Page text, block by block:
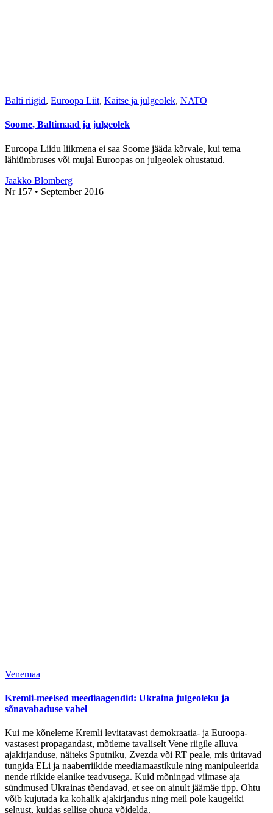
Balti riigid, Euroopa Liit, Kaitse ja julgeolek, NATO
Soome, Baltimaad ja julgeolek
Euroopa Liidu liikmena ei saa Soome jääda kõrvale, kui tema
lähiümbruses või mujal Euroopas on julgeolek ohustatud.
Jaakko Blomberg
Nr 157 • September 2016
Venemaa
Kremli-meelsed meediaagendid: Ukraina julgeoleku ja
sõnavabaduse vahel
Kui me kõneleme Kremli levitatavast demokraatia- ja Euroopa-
vastasest propagandast, mõtleme tavaliselt Vene riigile alluva
ajakirjanduse, näiteks Sputniku, Zvezda või RT peale, mis üritavad
tungida ELi ja naaberriikide meediamaastikule ning manipuleerida
nende riikide elanike teadvusega. Kuid mõningad viimase aja
sündmused Ukrainas tõendavad, et see on ainult jäämäe tipp. Ohtu
võib kujutada ka kohalik ajakirjandus ning meil pole kaugeltki
selgust, kuidas sellise ohuga võidelda.